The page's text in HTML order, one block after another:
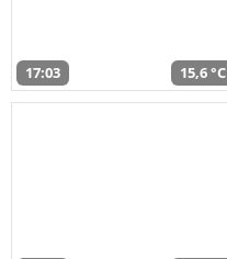
17:03 15,6 °C